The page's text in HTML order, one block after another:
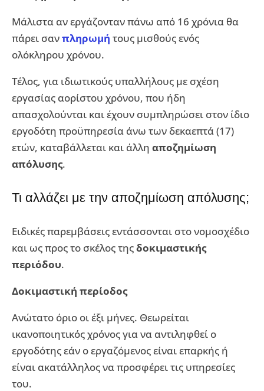
Μάλιστα αν εργάζονταν πάνω από 16 χρόνια θα
πάρει σανπληρωμή τους μισθούς ενός
ολόκληρου χρόνου.
Τέλος, για ιδιωτικούς υπαλλήλους με σχέση
εργασίας αορίστου χρόνου, που ήδη
απασχολούνται και έχουν συμπληρώσει στον ίδιο
εργοδότη προϋπηρεσία άνω των δεκαεπτά (17)
ετών, καταβάλλεται και άλλη αποζημίωση
απόλυσης.
Τι αλλάζει με την αποζημίωση απόλυσης;
Ειδικές παρεμβάσεις εντάσσονται στο νομοσχέδιο
και ως προς το σκέλος τηςδοκιμαστικής
περιόδου.
Δοκιμαστική περίοδος
Ανώτατο όριο οι έξι μήνες. Θεωρείται
ικανοποιητικός χρόνος για να αντιληφθεί ο
εργοδότης εάν ο εργαζόμενος είναι επαρκής ή
είναι ακατάλληλος να προσφέρει τις υπηρεσίες
του.